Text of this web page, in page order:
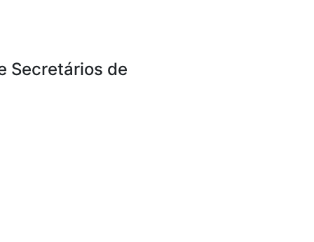
Secretários de